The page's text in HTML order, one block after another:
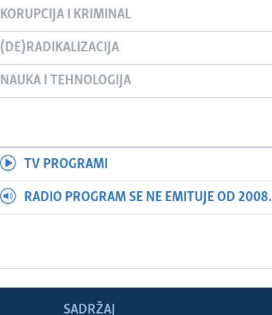
KORUPCIJA I KRIMINAL
(DE)RADIKALIZACIJA
NAUKA I TEHNOLOGIJA
TV PROGRAMI
RADIO PROGRAM SE NE EMITUJE OD 2008.
SADRŽAJ